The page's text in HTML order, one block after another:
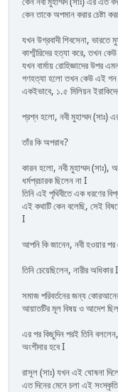
কেন তাকে অপমান করার চেষ্টা
যখন উগ্রবাদী শিবসেনা, ভারতে
কাশ্মীরিদের হত্যা করে, তখন
যখন বার্মায় রোহিজ্ঞাদের উপর
গণহত্যা হলো তখন কেউ এই গন
একইভাবে, ১.৫ মিলিয়ন
প্রশ্ন হলো, নবী মুহাম্মদ (সাঃ)
তাঁর কি অপরাধ?
কারন হলো, নবী মুহাম্মদ
ধর্মপ্রচারক ছিলেন না I
তিনি এই পৃথিবীতে এক ধরণের
এই কথাটি কেন বলেছি, সেই
I
আপনি কি জানেন, নবী হওয়ার পর
তিনি চেয়েছিলেন, নারীর অধিকার I
সমাজ পরিবর্তনের জন্য
আয়াতটির মূল বিষয় ও আদেশ
এর পর কিছুদিন পরই তিনি
অংশীদার হবে I
রাসূল (সাঃ) যখন এই ঘোষনা
এত দিনের মেনে চলা এই